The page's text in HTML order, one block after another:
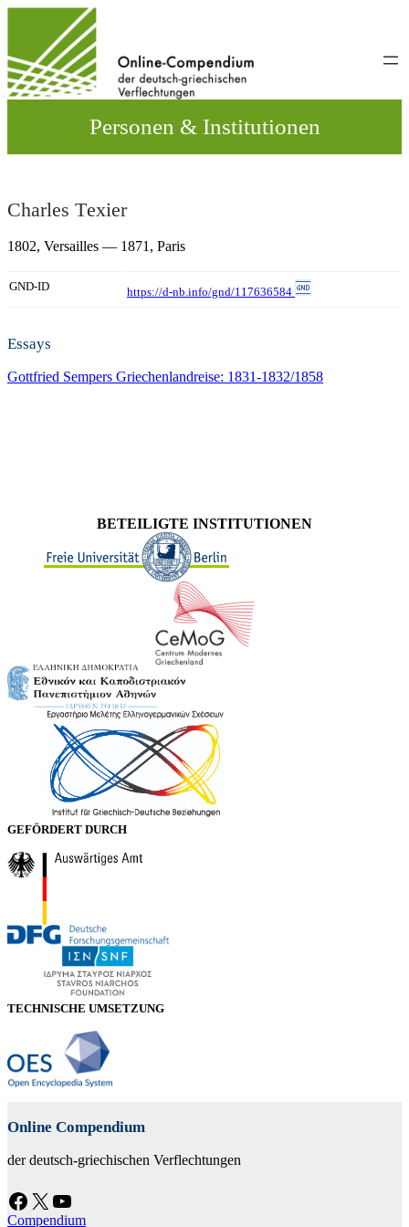
wechseln
Personen & Institutionen
Charles Τexier
1802, Versailles — 1871, Paris
GND-ID https://d-nb.info/gnd/117636584
Essays
Gottfried Sempers Griechenlandreise: 1831-1832/1858
BETEILIGTE INSTITUTIONEN
GEFÖRDERT DURCH
TECHNISCHE UMSETZUNG
Online Compendium
der deutsch-griechischen Verflechtungen
Facebook X YouTube
Compendium